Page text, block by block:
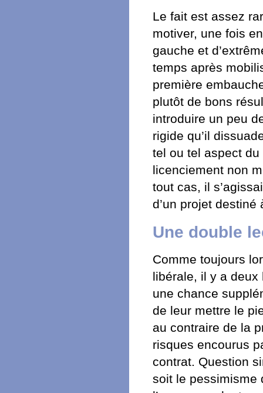
Le fait est assez
motiver, une fois
gauche et
temps après
première
plutôt de bons
introduire un peu
rigide qu’il
tel ou tel aspect
licenciement non
tout cas, il
d’un projet
Une double
Comme toujours
libérale, il y a deux
une chance
de leur mettre le
au contraire de la
risques encourus
contrat. Question
soit le pessimisme